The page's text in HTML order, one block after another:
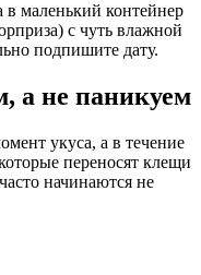
в маленький контейнер
с чуть влажной
подпишите дату.
а не паникуем
укуса, а в течение
переносят клещи
начинаются не